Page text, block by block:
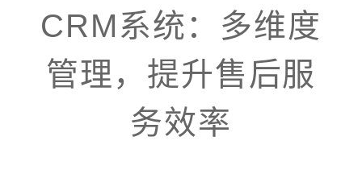
CRM系统：多维度
管理，提升售后服
务效率